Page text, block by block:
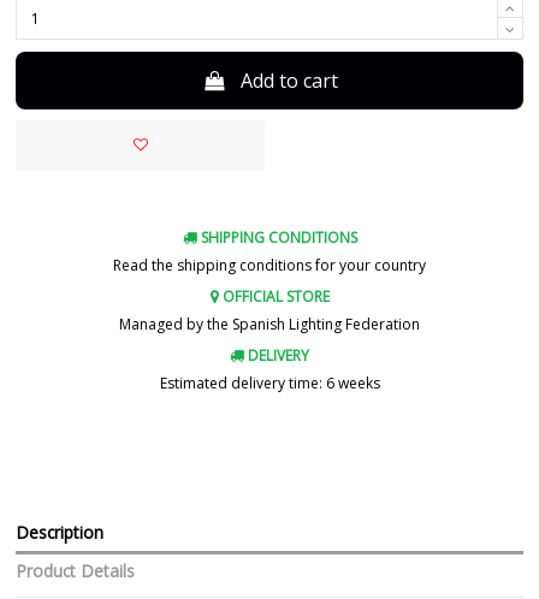
Add to cart
SHIPPING CONDITIONS
Read the shipping conditions for your country
OFFICIAL STORE
Managed by the Spanish Lighting Federation
DELIVERY
Estimated delivery time: 6 weeks
Description
Product Details